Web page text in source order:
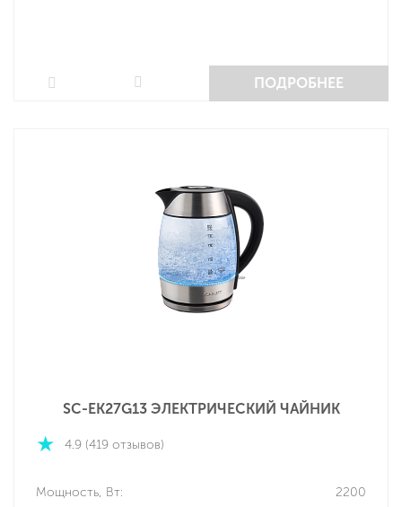
ПОДРОБНЕЕ
SC-EK27G13 ЭЛЕКТРИЧЕСКИЙ ЧАЙНИК
4.9 (419 отзывов)
Мощность, Вт:
2200